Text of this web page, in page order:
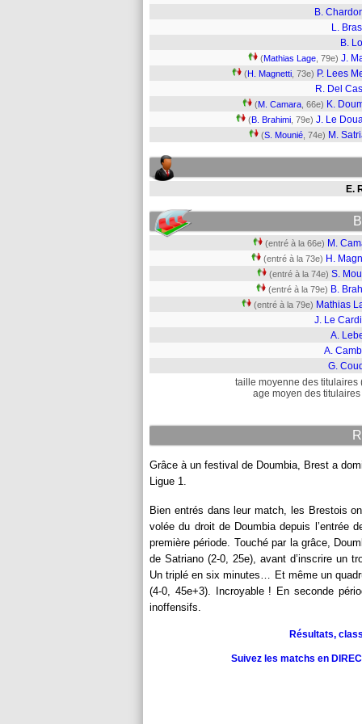
B.
L.
B.
(Mathias Lage , 79e) J.
(H. Magnetti , 73e) P. Lees
R. Del
(M. Camara , 66e) K.
(B. Brahimi , 79e) J. Le
(S. Mounié , 74e) M.
E.
(entré à la 66e) M.
(entré à la 73e) H.
(entré à la 74e) S.
(entré à la 79e) B.
(entré à la 79e) Mathias
J. Le
A.
A.
G.
taille moyenne des titulaires
age moyen des titulaires
Grâce à un festival de Doumbia, Brest a
Ligue 1.
Bien entrés dans leur match, les Brestois
volée du droit de Doumbia depuis l’entrée
première période. Touché par la grâce,
de Satriano (2-0, 25e), avant d’inscrire un
Un triplé en six minutes… Et même un
(4-0, 45e+3). Incroyable ! En seconde
inoffensifs.
Résultats,
Suivez les matchs en